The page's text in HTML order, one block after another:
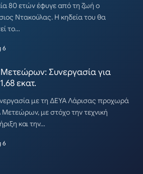
80 ετών έφυγε από τη ζωή ο
Ντακούλας. Η κηδεία του θα
το…
6
Συνεργασία για
εκατ.
με τη ΔΕΥΑ Λάρισας προχωρά
με στόχο την τεχνική
και την…
6